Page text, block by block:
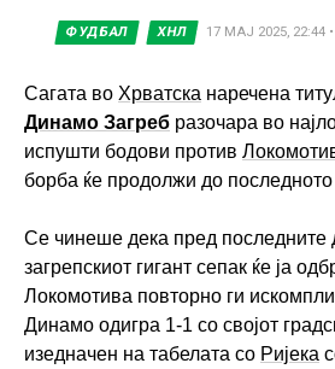
ФУДБАЛ ХНЛ 17 МАЈ 2025, 22:44 •
Сагата во Хрватска наречена
Динамо Загреб разочара во
испушти бодови против
борба ќе продолжи до последното
Се чинеше дека пред последните
загрепскиот гигант сепак ќе ја
Локомотива повторно ги
Динамо одигра 1-1 со својот
изедначен на табелата со Ријека